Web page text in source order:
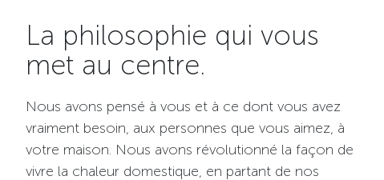
La philosophie qui vous
met au centre.
Nous avons pensé à vous et à ce dont vous avez
vraiment besoin, aux personnes que vous aimez, à
votre maison. Nous avons révolutionné la façon de
vivre la chaleur domestique, en partant de nos